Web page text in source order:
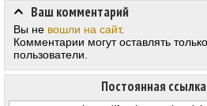
Постоянная
Ваш комментарий
Вы не вошли на сайт.
Комментарии могут оставлять
пользователи.